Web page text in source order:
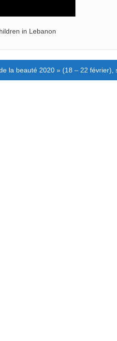
in Lebanon
la beauté 2020 » (18 – 22 février),